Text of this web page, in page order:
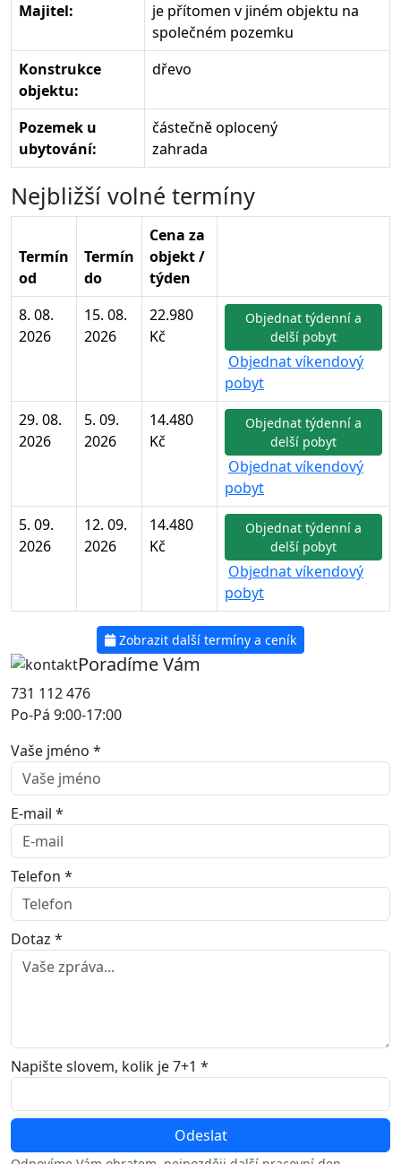
Majitel:
je přítomen v jiném objektu na
společném pozemku
Konstrukce
objektu:
dřevo
Pozemek u
ubytování:
částečně oplocený
zahrada
Nejbližší volné termíny
Termín
od
Termín
do
Cena za
objekt /
týden
8. 08.
2026
15. 08.
2026
22.980
Kč
Objednat týdenní a
delší pobyt
Objednat víkendový
pobyt
29. 08.
2026
5. 09.
2026
14.480
Kč
Objednat týdenní a
delší pobyt
Objednat víkendový
pobyt
5. 09.
2026
12. 09.
2026
14.480
Kč
Objednat týdenní a
delší pobyt
Objednat víkendový
pobyt
Zobrazit další termíny a ceník
Poradíme Vám
731 112 476
Po-Pá 9:00-17:00
Vaše jméno *
E-mail *
Telefon *
Dotaz *
Napište slovem, kolik je 7+1 *